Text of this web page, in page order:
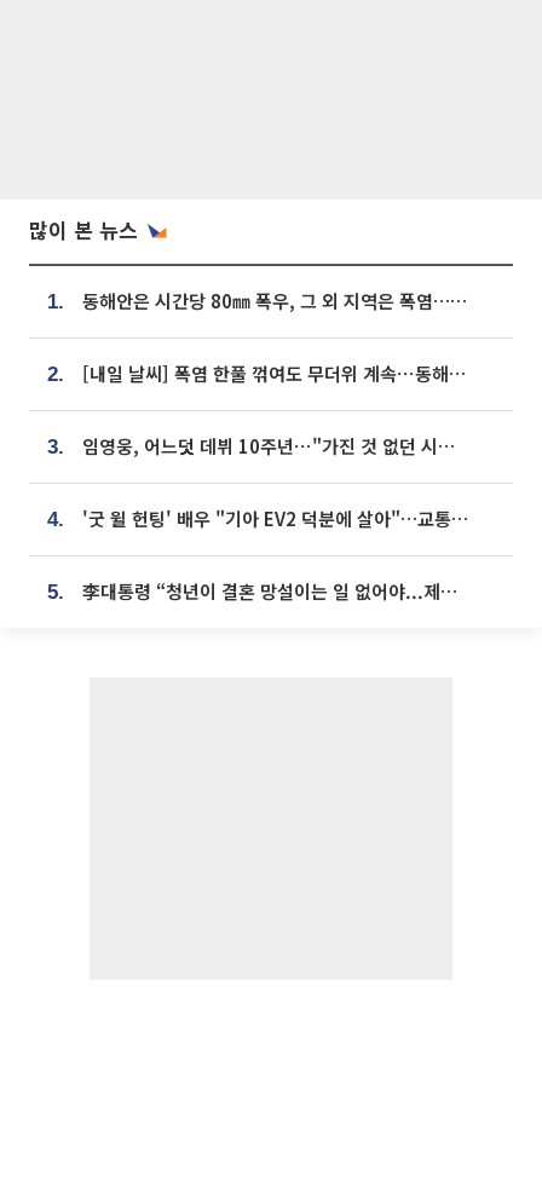
많이 본 뉴스
1. 동해안은 시간당 80㎜ 폭우, 그 외 지역은 폭염…‘극과 극 날씨’
2. [내일 날씨] 폭염 한풀 꺾여도 무더위 계속⋯동해안 이틀 연속 비
3. 임영웅, 어느덧 데뷔 10주년⋯"가진 것 없던 시절, 내 앞엔 20명의 팬뿐"
4. '굿 윌 헌팅' 배우 "기아 EV2 덕분에 살아"…교통사고 후 안전성 극찬
5. 李대통령 “청년이 결혼 망설이는 일 없어야...제도상 불이익 조사”